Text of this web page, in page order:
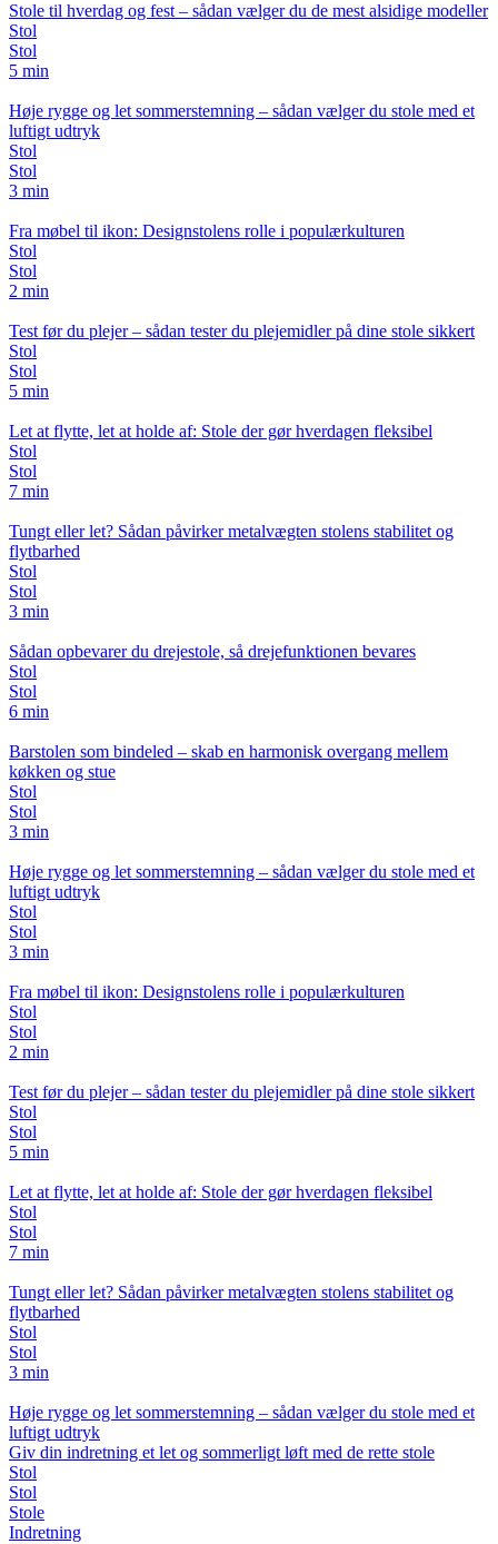
Stole til hverdag og fest – sådan vælger du de mest alsidige modeller
Stol
Stol
5 min
Høje rygge og let sommerstemning – sådan vælger du stole med et
luftigt udtryk
Stol
Stol
3 min
Fra møbel til ikon: Designstolens rolle i populærkulturen
Stol
Stol
2 min
Test før du plejer – sådan tester du plejemidler på dine stole sikkert
Stol
Stol
5 min
Let at flytte, let at holde af: Stole der gør hverdagen fleksibel
Stol
Stol
7 min
Tungt eller let? Sådan påvirker metalvægten stolens stabilitet og
flytbarhed
Stol
Stol
3 min
Sådan opbevarer du drejestole, så drejefunktionen bevares
Stol
Stol
6 min
Barstolen som bindeled – skab en harmonisk overgang mellem
køkken og stue
Stol
Stol
3 min
Høje rygge og let sommerstemning – sådan vælger du stole med et
luftigt udtryk
Stol
Stol
3 min
Fra møbel til ikon: Designstolens rolle i populærkulturen
Stol
Stol
2 min
Test før du plejer – sådan tester du plejemidler på dine stole sikkert
Stol
Stol
5 min
Let at flytte, let at holde af: Stole der gør hverdagen fleksibel
Stol
Stol
7 min
Tungt eller let? Sådan påvirker metalvægten stolens stabilitet og
flytbarhed
Stol
Stol
3 min
Høje rygge og let sommerstemning – sådan vælger du stole med et
luftigt udtryk
Giv din indretning et let og sommerligt løft med de rette stole
Stol
Stol
Stole
Indretning